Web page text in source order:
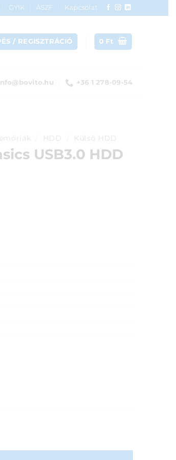
GYIK ÁSZF
Kapcsolat
/ REGISZTRÁCIÓ 0 Ft
+36 1 278-09-54
HDD Külső HDD
USB3.0 HDD